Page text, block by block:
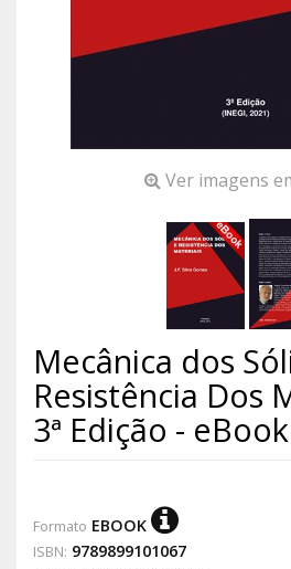
Ver imagens
Mecânica dos
Resistência Dos
3ª Edição - eBook
Formato EBOOK
ISBN: 9789899101067